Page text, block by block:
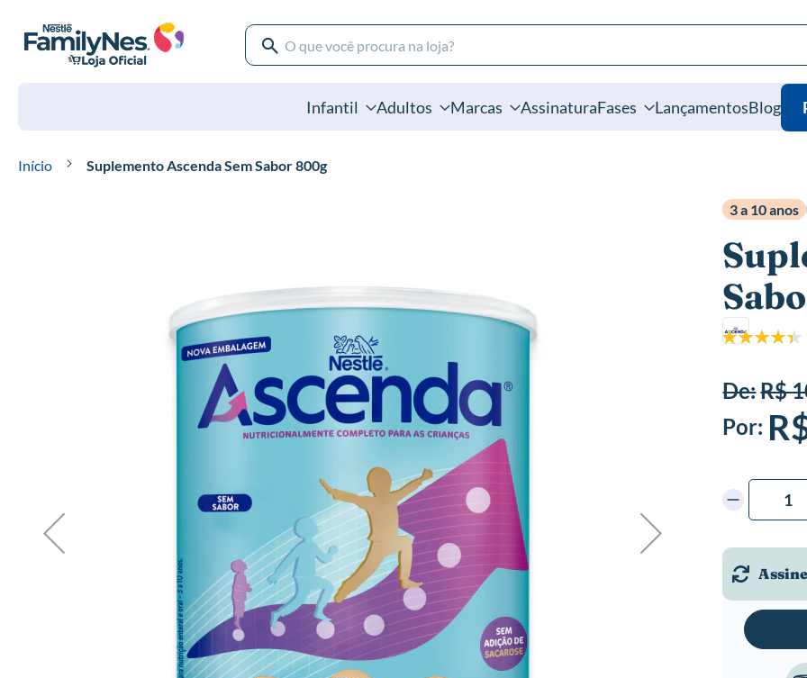
Pesquisa
Pesquisa
Marcas
Infantil Adultos AssinaturaFases LançamentosBlog
Início Suplemento Ascenda Sem Sabor 800g
3 a 10 anos
Classificação:
De:R$
Por: